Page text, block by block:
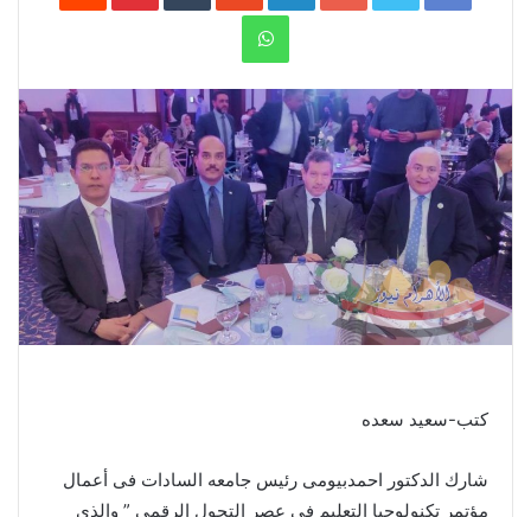
WhatsApp
كتب-سعيد سعده
شارك الدكتور احمدبيومى رئيس جامعه السادات فى أعمال
مؤتمر تكنولوجيا التعليم فى عصر التحول الرقمى ” والذي